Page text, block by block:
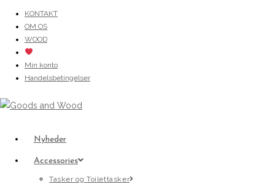
content
KONTAKT
OM OS
WOOD
Min konto
Handelsbetingelser
Nyheder
Accessories
Tasker og Toilettasker